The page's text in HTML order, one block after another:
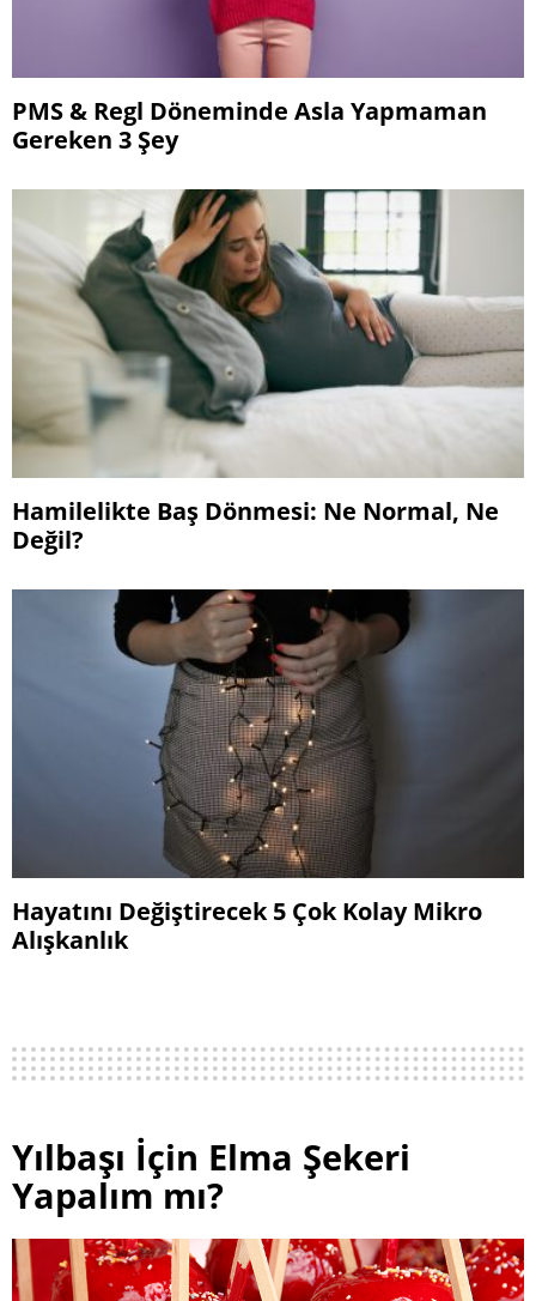
PMS & Regl Döneminde Asla Yapmaman
Gereken 3 Şey
Hamilelikte Baş Dönmesi: Ne Normal, Ne
Değil?
Hayatını Değiştirecek 5 Çok Kolay Mikro
Alışkanlık
Yılbaşı İçin Elma Şekeri
Yapalım mı?